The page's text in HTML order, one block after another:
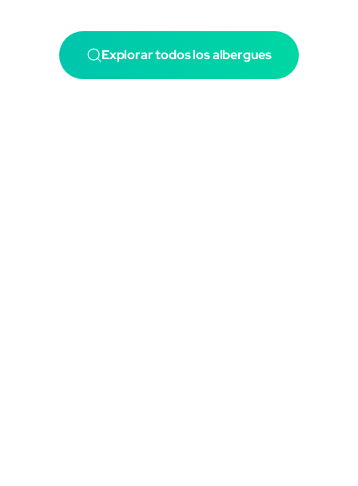
Explorar todos los albergues